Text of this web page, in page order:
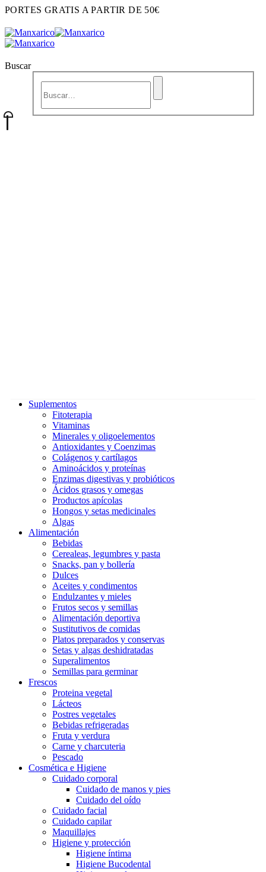
PORTES GRATIS A PARTIR DE 50€
Buscar
Suplementos
Fitoterapia
Vitaminas
Minerales y oligoelementos
Antioxidantes y Coenzimas
Colágenos y cartílagos
Aminoácidos y proteínas
Enzimas digestivas y probióticos
Ácidos grasos y omegas
Productos apícolas
Hongos y setas medicinales
Algas
Alimentación
Bebidas
Cerealeas, legumbres y pasta
Snacks, pan y bollería
Dulces
Aceites y condimentos
Endulzantes y mieles
Frutos secos y semillas
Alimentación deportiva
Sustitutivos de comidas
Platos preparados y conservas
Setas y algas deshidratadas
Superalimentos
Semillas para germinar
Frescos
Proteina vegetal
Lácteos
Postres vegetales
Bebidas refrigeradas
Fruta y verdura
Carne y charcuteria
Pescado
Cosmética e Higiene
Cuidado corporal
Cuidado de manos y pies
Cuidado del oído
Cuidado facial
Cuidado capilar
Maquillajes
Higiene y protección
Higiene íntima
Higiene Bucodental